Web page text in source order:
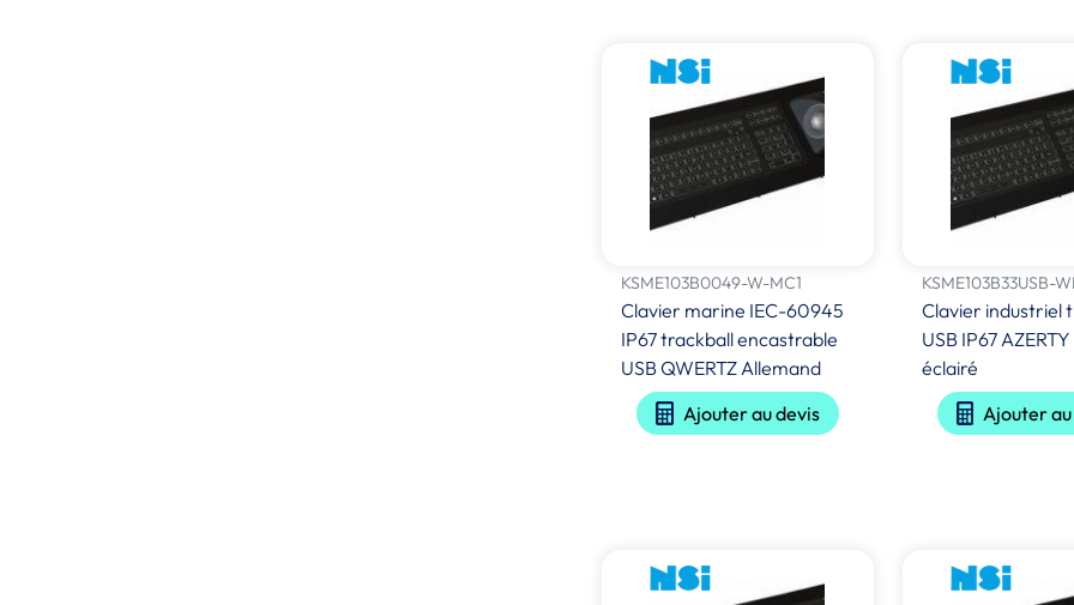
KSME103B0049-W-MC1
Clavier marine IEC-60945
IP67 trackball encastrable
USB QWERTZ Allemand
Ajouter au devis
KSME103B33USB-
Clavier industriel
USB IP67
éclairé
Ajouter